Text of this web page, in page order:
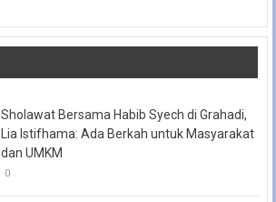
Sholawat Bersama Habib Syech di Grahadi,
Lia Istifhama: Ada Berkah untuk Masyarakat
dan UMKM
0